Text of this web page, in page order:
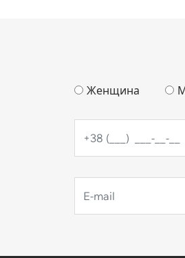
Женщина